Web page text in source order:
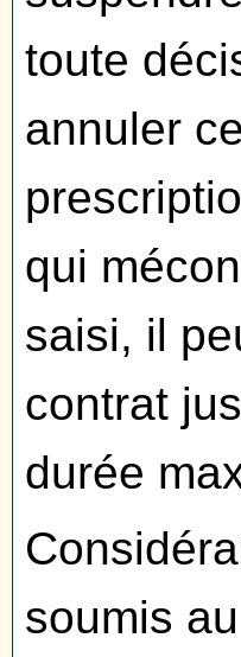
toute
annuler
qui
saisi, il
contrat
durée
soumis